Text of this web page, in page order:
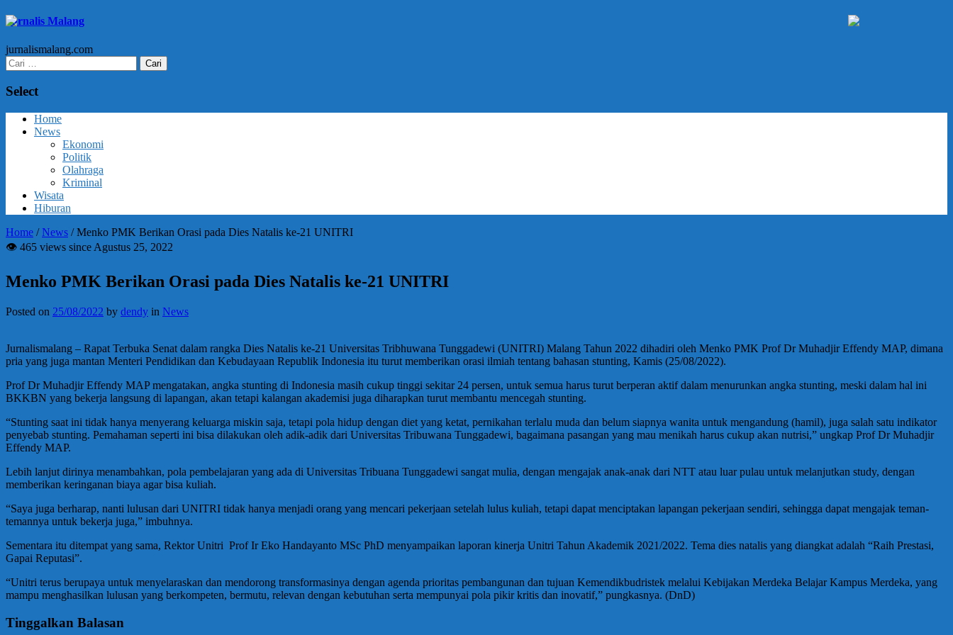
Jurnalis Malang
jurnalismalang.com
Cari
untuk:
Select
Home
News
Ekonomi
Politik
Olahraga
Kriminal
Wisata
Hiburan
Home /News /Menko PMK Berikan Orasi pada Dies Natalis ke-21 UNITRI
👁 465 views since Agustus 25, 2022
Menko PMK Berikan Orasi pada Dies Natalis ke-21 UNITRI
Posted on 25/08/2022 by dendy in News
Jurnalismalang – Rapat Terbuka Senat dalam rangka Dies Natalis ke-21 Universitas Tribhuwana Tunggadewi (UNITRI) Malang Tahun 2022 dihadiri oleh Menko PMK Prof Dr Muhadjir Effendy MAP, dimana
pria yang juga mantan Menteri Pendidikan dan Kebudayaan Republik Indonesia itu turut memberikan orasi ilmiah tentang bahasan stunting, Kamis (25/08/2022).
Prof Dr Muhadjir Effendy MAP mengatakan, angka stunting di Indonesia masih cukup tinggi sekitar 24 persen, untuk semua harus turut berperan aktif dalam menurunkan angka stunting, meski dalam hal ini
BKKBN yang bekerja langsung di lapangan, akan tetapi kalangan akademisi juga diharapkan turut membantu mencegah stunting.
“Stunting saat ini tidak hanya menyerang keluarga miskin saja, tetapi pola hidup dengan diet yang ketat, pernikahan terlalu muda dan belum siapnya wanita untuk mengandung (hamil), juga salah satu indikator
penyebab stunting. Pemahaman seperti ini bisa dilakukan oleh adik-adik dari Universitas Tribuwana Tunggadewi, bagaimana pasangan yang mau menikah harus cukup akan nutrisi,” ungkap Prof Dr Muhadjir
Effendy MAP.
Lebih lanjut dirinya menambahkan, pola pembelajaran yang ada di Universitas Tribuana Tunggadewi sangat mulia, dengan mengajak anak-anak dari NTT atau luar pulau untuk melanjutkan study, dengan
memberikan keringanan biaya agar bisa kuliah.
“Saya juga berharap, nanti lulusan dari UNITRI tidak hanya menjadi orang yang mencari pekerjaan setelah lulus kuliah, tetapi dapat menciptakan lapangan pekerjaan sendiri, sehingga dapat mengajak teman-
temannya untuk bekerja juga,” imbuhnya.
Sementara itu ditempat yang sama, Rektor Unitri Prof Ir Eko Handayanto MSc PhD menyampaikan laporan kinerja Unitri Tahun Akademik 2021/2022. Tema dies natalis yang diangkat adalah “Raih Prestasi,
Gapai Reputasi”.
“Unitri terus berupaya untuk menyelaraskan dan mendorong transformasinya dengan agenda prioritas pembangunan dan tujuan Kemendikbudristek melalui Kebijakan Merdeka Belajar Kampus Merdeka, yang
mampu menghasilkan lulusan yang berkompeten, bermutu, relevan dengan kebutuhan serta mempunyai pola pikir kritis dan inovatif,” pungkasnya. (DnD)
Tinggalkan Balasan